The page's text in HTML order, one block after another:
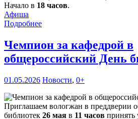
Начало в 18 часов.
Афиша
Подробнее
Чемпион за кафедрой в
общероссийский День
01.05.2026 Новости, 0+
Приглашаем вологжан в преддверии
библиотек 26 мая в 11 часов принять